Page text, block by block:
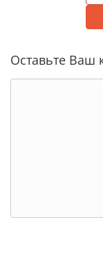
Оставьте Ваш